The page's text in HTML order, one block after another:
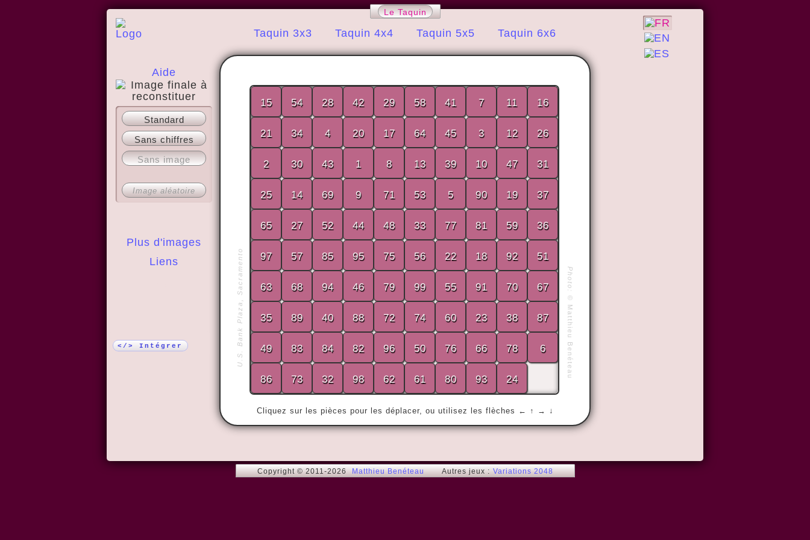
Le Taquin
Taquin 3x3 Taquin 4x4 Taquin 5x5 Taquin 6x6
Aide
A propos
Plus d'images
Liens
Standard
Sans chiffres
Sans image
Image aléatoire
</> Intégrer U.S. Bank Plaza, Sacramento Photo:
©
Matthieu Benéteau
Cliquez sur les pièces pour les déplacer, ou utilisez les flèches ← ↑ → ↓
« Ce n'est pas parce que les choses sont
difficiles que nous n'osons pas, c'est
parce que nous n'osons pas qu'elles sont
difficiles. »
Sénèque / Seneca
15 54 28 42 29 58 41 7 11 16
21 34 4 20 17 64 45 3 12 26
2 30 43 1 8 13 39 10 47 31
25 14 69 9 71 53 5 90 19 37
65 27 52 44 48 33 77 81 59 36
97 57 85 95 75 56 22 18 92 51
63 68 94 46 79 99 55 91 70 67
35 89 40 88 72 74 60 23 38 87
49 83 84 82 96 50 76 66 78 6
86 73 32 98 62 61 80 93 24
Copyright © 2011-2026 Matthieu Benéteau Autres jeux : Variations 2048